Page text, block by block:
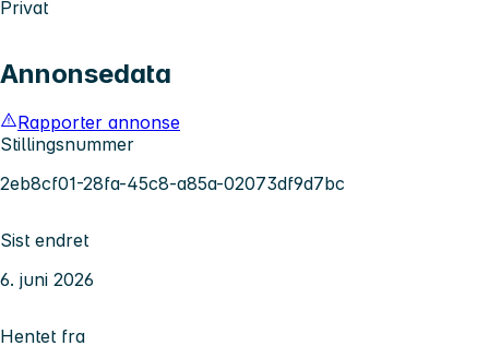
Privat
Annonsedata
Rapporter annonse
Stillingsnummer
2eb8cf01-28fa-45c8-a85a-02073df9d7bc
Sist endret
6. juni 2026
Hentet fra